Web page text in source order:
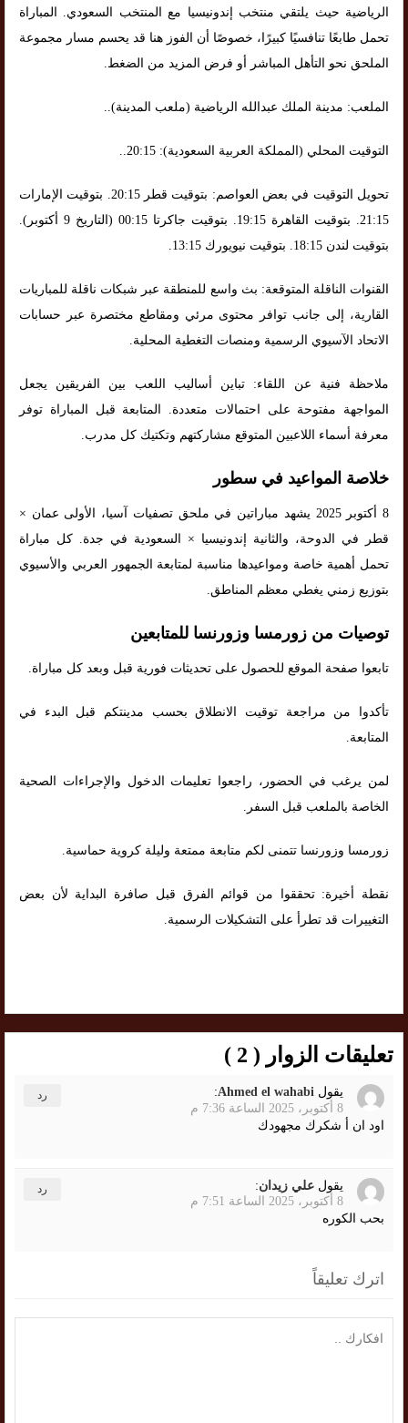
الرياضية حيث يلتقي منتخب إندونيسيا مع المنتخب السعودي. المباراة
تحمل طابعًا تنافسيًا كبيرًا، خصوصًا أن الفوز هنا قد يحسم مسار مجموعة
الملحق نحو التأهل المباشر أو فرض المزيد من الضغط.
الملعب: مدينة الملك عبدالله الرياضية (ملعب المدينة)..
التوقيت المحلي (المملكة العربية السعودية): 20:15..
تحويل التوقيت في بعض العواصم: بتوقيت قطر 20:15. بتوقيت الإمارات
21:15. بتوقيت القاهرة 19:15. بتوقيت جاكرتا 00:15 (التاريخ 9 أكتوبر).
بتوقيت لندن 18:15. بتوقيت نيويورك 13:15.
القنوات الناقلة المتوقعة: بث واسع للمنطقة عبر شبكات ناقلة للمباريات
القارية، إلى جانب توافر محتوى مرئي ومقاطع مختصرة عبر حسابات
الاتحاد الآسيوي الرسمية ومنصات التغطية المحلية.
ملاحظة فنية عن اللقاء: تباين أساليب اللعب بين الفريقين يجعل
المواجهة مفتوحة على احتمالات متعددة. المتابعة قبل المباراة توفر
معرفة أسماء اللاعبين المتوقع مشاركتهم وتكتيك كل مدرب.
خلاصة المواعيد في سطور
8 أكتوبر 2025 يشهد مباراتين في ملحق تصفيات آسيا، الأولى عمان ×
قطر في الدوحة، والثانية إندونيسيا × السعودية في جدة. كل مباراة
تحمل أهمية خاصة ومواعيدها مناسبة لمتابعة الجمهور العربي والأسيوي
بتوزيع زمني يغطي معظم المناطق.
توصيات من زورمسا وزورنسا للمتابعين
تابعوا صفحة الموقع للحصول على تحديثات فورية قبل وبعد كل مباراة.
تأكدوا من مراجعة توقيت الانطلاق بحسب مدينتكم قبل البدء في
المتابعة.
لمن يرغب في الحضور، راجعوا تعليمات الدخول والإجراءات الصحية
الخاصة بالملعب قبل السفر.
زورمسا وزورنسا تتمنى لكم متابعة ممتعة وليلة كروية حماسية.
نقطة أخيرة: تحققوا من قوائم الفرق قبل صافرة البداية لأن بعض
التغييرات قد تطرأ على التشكيلات الرسمية.
تعليقات الزوار ( 2 )
يقول Ahmed el wahabi
:
8 أكتوبر، 2025 الساعة 7:36 م
اود ان أ شكرك مجهودك
رد
يقول علي زيدان:
8 أكتوبر، 2025 الساعة 7:51 م
بحب الكوره
رد
اترك تعليقاً